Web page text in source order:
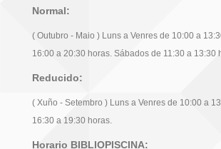
Normal:
( Outubro - Maio ) Luns a Venres de 10:00 a
16:00 a 20:30 horas. Sábados de 11:30 a 13:30
Reducido:
( Xuño - Setembro ) Luns a Venres de 10:00 a
16:30 a 19:30 horas.
Horario BIBLIOPISCINA: